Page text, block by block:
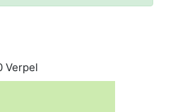
Verpel